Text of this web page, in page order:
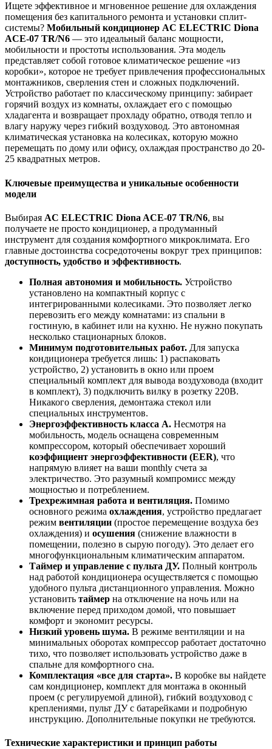
Ищете эффективное и мгновенное решение для охлаждения
помещения без капитального ремонта и установки сплит-
системы? Мобильный кондиционер AC ELECTRIC Diona
ACE-07 TR/N6 — это идеальный баланс мощности,
мобильности и простоты использования. Эта модель
представляет собой готовое климатическое решение «из
коробки», которое не требует привлечения профессиональных
монтажников, сверления стен и сложных подключений.
Устройство работает по классическому принципу: забирает
горячий воздух из комнаты, охлаждает его с помощью
хладагента и возвращает прохладу обратно, отводя тепло и
влагу наружу через гибкий воздуховод. Это автономная
климатическая установка на колесиках, которую можно
перемещать по дому или офису, охлаждая пространство до 20-
25 квадратных метров.
Ключевые преимущества и уникальные особенности
модели
Выбирая AC ELECTRIC Diona ACE-07 TR/N6, вы
получаете не просто кондиционер, а продуманный
инструмент для создания комфортного микроклимата. Его
главные достоинства сосредоточены вокруг трех принципов:
доступность, удобство и эффективность.
Полная автономия и мобильность. Устройство
установлено на компактный корпус с
интегрированными колесиками. Это позволяет легко
перевозить его между комнатами: из спальни в
гостиную, в кабинет или на кухню. Не нужно покупать
несколько стационарных блоков.
Минимум подготовительных работ. Для запуска
кондиционера требуется лишь: 1) распаковать
устройство, 2) установить в окно или проем
специальный комплект для вывода воздуховода (входит
в комплект), 3) подключить вилку в розетку 220В.
Никакого сверления, демонтажа стекол или
специальных инструментов.
Энергоэффективность класса А. Несмотря на
мобильность, модель оснащена современным
компрессором, который обеспечивает хороший
коэффициент энергоэффективности (EER), что
напрямую влияет на ваши monthly счета за
электричество. Это разумный компромисс между
мощностью и потреблением.
Трехрежимная работа и вентиляция. Помимо
основного режима охлаждения, устройство предлагает
режим вентиляции (простое перемещение воздуха без
охлаждения) и осушения (снижение влажности в
помещении, полезно в сырую погоду). Это делает его
многофункциональным климатическим аппаратом.
Таймер и управление с пульта ДУ. Полный контроль
над работой кондиционера осуществляется с помощью
удобного пульта дистанционного управления. Можно
установить таймер на отключение на ночь или на
включение перед приходом домой, что повышает
комфорт и экономит ресурсы.
Низкий уровень шума. В режиме вентиляции и на
минимальных оборотах компрессор работает достаточно
тихо, что позволяет использовать устройство даже в
спальне для комфортного сна.
Комплектация «все для старта». В коробке вы найдете
сам кондиционер, комплект для монтажа в оконный
проем (с регулируемой длиной), гибкий воздуховод с
креплениями, пульт ДУ с батарейками и подробную
инструкцию. Дополнительные покупки не требуются.
Технические характеристики и принцип работы